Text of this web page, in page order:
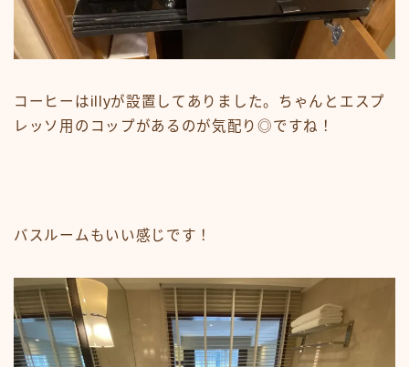
コーヒーはillyが設置してありました。ちゃんとエスプ
レッソ用のコップがあるのが気配り◎ですね！
バスルームもいい感じです！